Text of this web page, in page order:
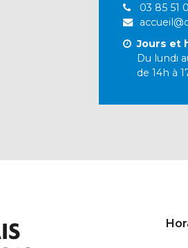
03 85 51
Jours et
Du lundi
de 14h à